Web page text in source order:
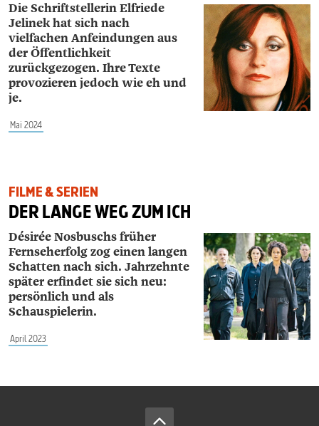
Die Schriftstellerin Elfriede
Jelinek hat sich nach
vielfachen Anfeindungen aus
der Öffentlichkeit
zurückgezogen. Ihre Texte
provozieren jedoch wie eh und
je.
Mai 2024
FILME & SERIEN
DER LANGE WEG ZUM ICH
Désirée Nosbuschs früher
Fernseherfolg zog einen langen
Schatten nach sich. Jahrzehnte
später erfindet sie sich neu:
persönlich und als
Schauspielerin.
April 2023